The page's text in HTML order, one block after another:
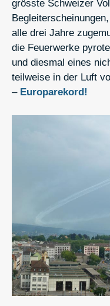
grösste Schweizer
alle drei Jahre
die Feuerwerke
und diesmal eines
teilweise in der Luft
– Europarekord!